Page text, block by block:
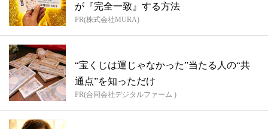
が『完全一致』する方法
PR(株式会社MURA)
“宝くじは運じゃなかった”当たる人の“共
通点”を知っただけ
PR(合同会社デジタルファーム )